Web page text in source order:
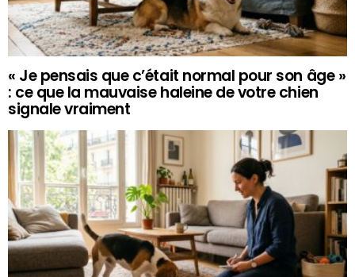
« Je pensais que c’était normal pour son âge »
: ce que la mauvaise haleine de votre chien
signale vraiment